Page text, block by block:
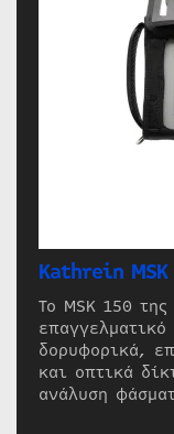
Kathrein MSK
Το MSK 150
δορυφορικά,
και οπτικά
ανάλυση